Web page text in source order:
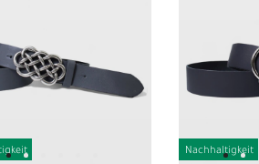
N
Nachhaltigkeit